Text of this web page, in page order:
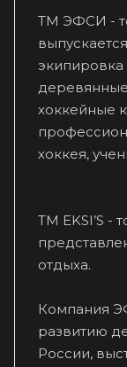
ТМ ЭФСИ -
хоккейные
хоккея,
ТМ EKSI’S -
отдыха.
Компания
развитию
России,